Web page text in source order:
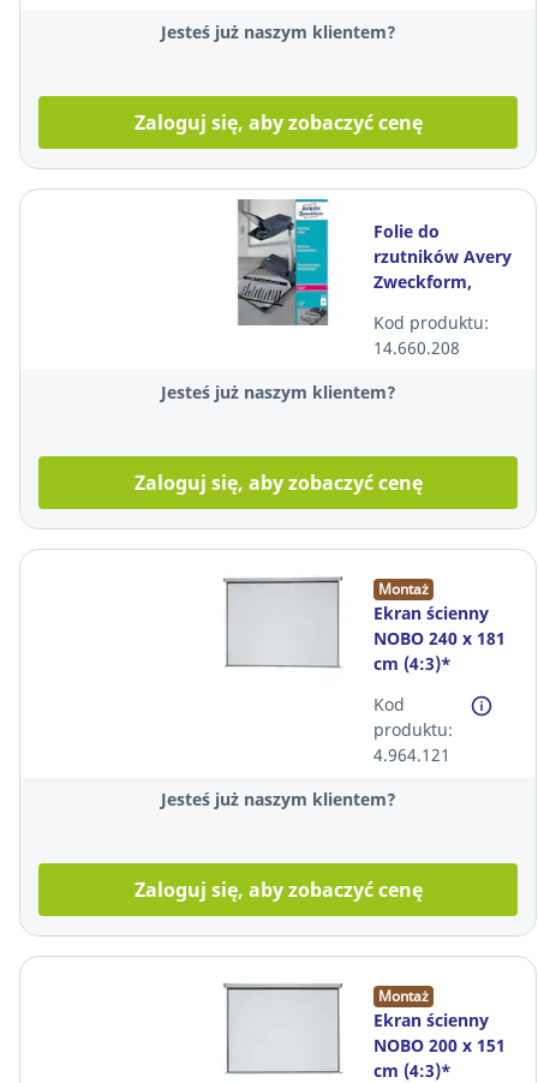
Jesteś już naszym klientem?
Zaloguj się, aby zobaczyć cenę
Folie do
rzutników Avery
Zweckform,
grubość 0,1mm,
100 szt.
Kod produktu:
14.660.208
Jesteś już naszym klientem?
Zaloguj się, aby zobaczyć cenę
Montaż
Ekran ścienny
NOBO 240 x 181
cm (4:3)*
Kod
produktu:
4.964.121
Jesteś już naszym klientem?
Zaloguj się, aby zobaczyć cenę
Montaż
Ekran ścienny
NOBO 200 x 151
cm (4:3)*